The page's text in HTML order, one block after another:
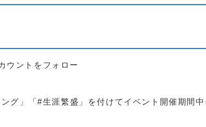
ントをフォロー
グ」「#生涯繁盛」を付けてイベント開催期間